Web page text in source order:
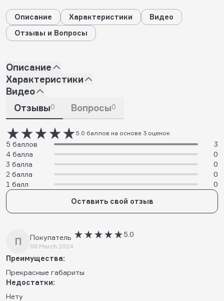
Описание Характеристики
Видео
Отзывы и Вопросы
Описание
Характеристики
Видео
Отзывы0 Вопросы0
5.0 баллов на основе 3 оценок
5 баллов
3
4 балла
0
3 балла
0
2 балла
0
1 балл
0
Оставить свой отзыв
П Покупатель
06 March 2024
5.0
Преимущества:
Прекрасные габариты
Недостатки:
Нету